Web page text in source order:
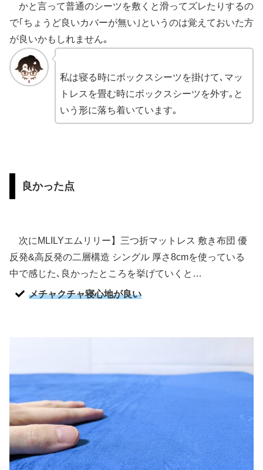
かと言って普通のシーツを敷くと滑ってズレたりするの
で｢ちょうど良いカバーが無い｣というのは覚えておいた方
が良いかも しれません｡
私は寝る時にボックスシーツを掛けて､マッ
トレスを畳む時にボックスシーツを外す｡と
いう形に落ち着いています｡
良かった点
次にMLILYエムリリー】三つ折マットレス 敷き布団 優
反発&高反発の二層構造 シングル 厚さ8cmを使っている
中で感じた､良かったところを挙げていくと…
メチャクチャ寝心地が良い